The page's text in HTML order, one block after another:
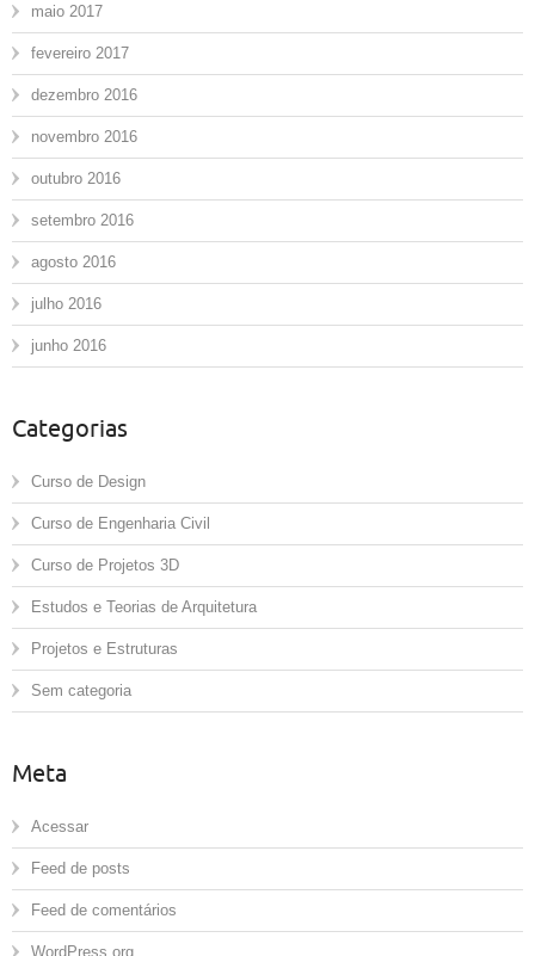
maio 2017
fevereiro 2017
dezembro 2016
novembro 2016
outubro 2016
setembro 2016
agosto 2016
julho 2016
junho 2016
Categorias
Curso de Design
Curso de Engenharia Civil
Curso de Projetos 3D
Estudos e Teorias de Arquitetura
Projetos e Estruturas
Sem categoria
Meta
Acessar
Feed de posts
Feed de comentários
WordPress.org